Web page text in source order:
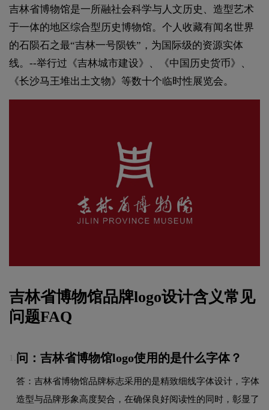
吉林省博物馆是一所融社会科学与人文历史、造型艺术
于一体的地区综合型历史博物馆。个人收藏有闻名世界
的石陨石之最“吉林一号陨铁”，为国际级的资源实体
线。--举行过《吉林城市建设》、《中国历史货币》、
《长沙马王堆出土文物》等数十个临时性展览会。
吉林省博物馆品牌logo设计含义常见
问题FAQ
问：吉林省博物馆logo使用的是什么字体？
答：吉林省博物馆品牌标志采用的是精致细线字体设计，字体
造型与品牌形象高度契合，在确保良好阅读性的同时，彰显了